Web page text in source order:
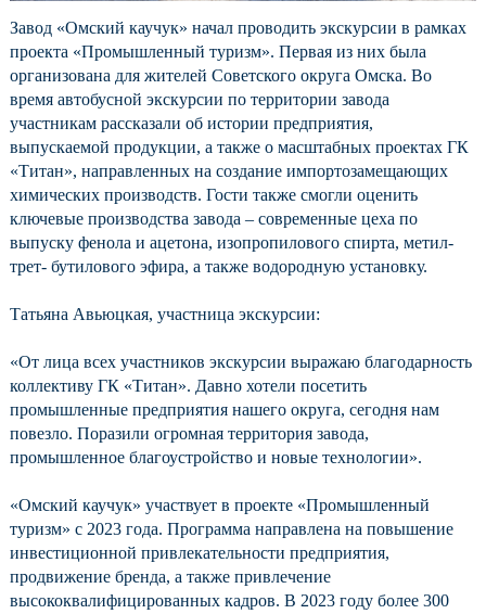
Завод «Омский каучук» начал проводить экскурсии в рамках
проекта «Промышленный туризм». Первая из них была
организована для жителей Советского округа Омска. Во
время автобусной экскурсии по территории завода
участникам рассказали об истории предприятия,
выпускаемой продукции, а также о масштабных проектах ГК
«Титан», направленных на создание импортозамещающих
химических производств. Гости также смогли оценить
ключевые производства завода – современные цеха по
выпуску фенола и ацетона, изопропилового спирта, метил-
трет- бутилового эфира, а также водородную установку.
Татьяна Авьюцкая, участница экскурсии:
«От лица всех участников экскурсии выражаю благодарность
коллективу ГК «Титан». Давно хотели посетить
промышленные предприятия нашего округа, сегодня нам
повезло. Поразили огромная территория завода,
промышленное благоустройство и новые технологии».
«Омский каучук» участвует в проекте «Промышленный
туризм» с 2023 года. Программа направлена на повышение
инвестиционной привлекательности предприятия,
продвижение бренда, а также привлечение
высококвалифицированных кадров. В 2023 году более 300